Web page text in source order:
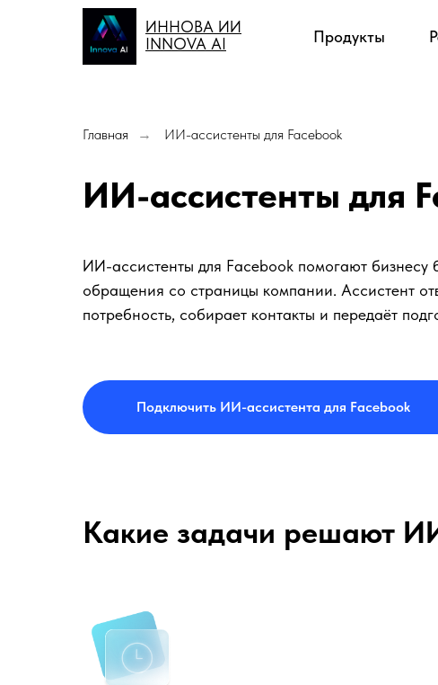
ИННОВА ИИ
INNOVA AI
Продукты
Главная → ИИ-ассистенты для Facebook
ИИ-ассистенты для
ИИ-ассистенты для Facebook помогают
обращения со страницы компании. Ассистент
потребность, собирает контакты и передаёт
Подключить ИИ-ассистента для Facebook
Какие задачи решают